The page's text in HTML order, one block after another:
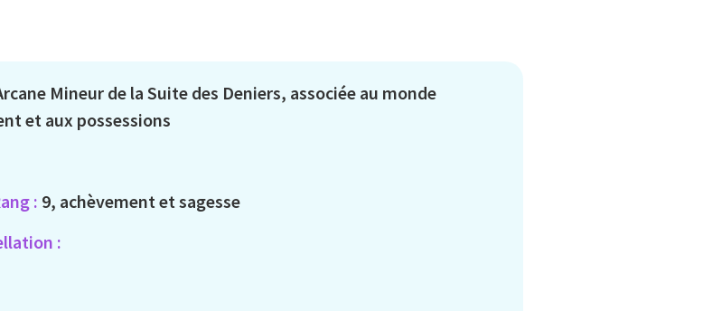
Mineur de la Suite des Deniers, associée au monde
et aux possessions
: 9, achèvement et sagesse
: